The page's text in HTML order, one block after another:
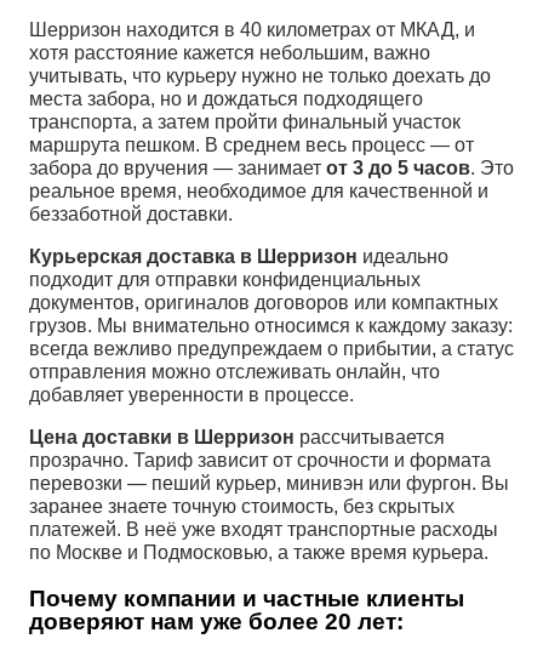
Шерризон находится в 40 километрах от МКАД, и
хотя расстояние кажется небольшим, важно
учитывать, что курьеру нужно не только доехать до
места забора, но и дождаться подходящего
транспорта, а затем пройти финальный участок
маршрута пешком. В среднем весь процесс — от
забора до вручения — занимает от 3 до 5 часов. Это
реальное время, необходимое для качественной и
беззаботной доставки.
Курьерская доставка в Шерризон идеально
подходит для отправки конфиденциальных
документов, оригиналов договоров или компактных
грузов. Мы внимательно относимся к каждому заказу:
всегда вежливо предупреждаем о прибытии, а статус
отправления можно отслеживать онлайн, что
добавляет уверенности в процессе.
Цена доставки в Шерризон рассчитывается
прозрачно. Тариф зависит от срочности и формата
перевозки — пеший курьер, минивэн или фургон. Вы
заранее знаете точную стоимость, без скрытых
платежей. В неё уже входят транспортные расходы
по Москве и Подмосковью, а также время курьера.
Почему компании и частные клиенты
доверяют нам уже более 20 лет: